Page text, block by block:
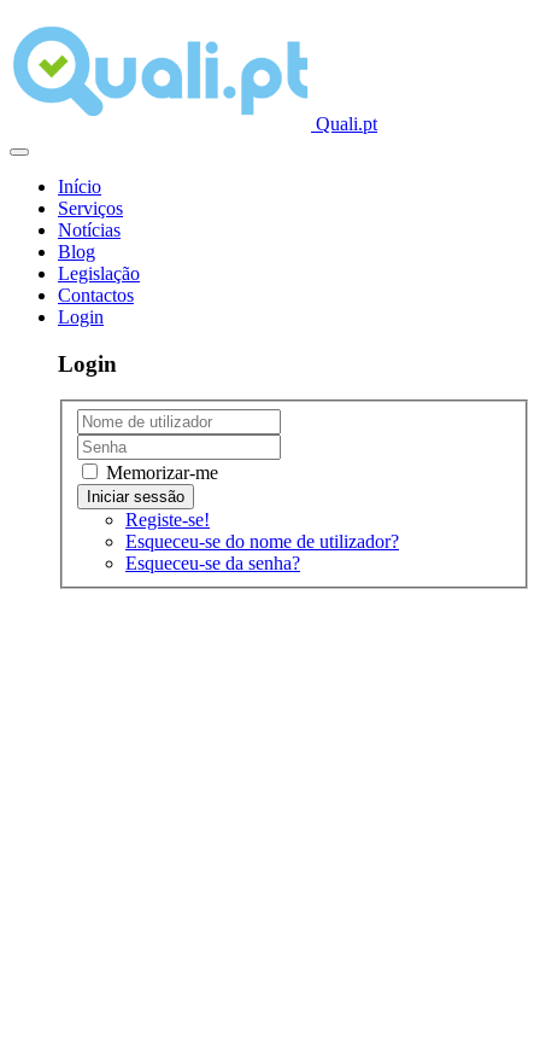
Quali.pt
Início
Serviços
Notícias
Blog
Legislação
Contactos
Login
Login
Memorizar-me
Registe-se!
Esqueceu-se do nome de utilizador?
Esqueceu-se da senha?